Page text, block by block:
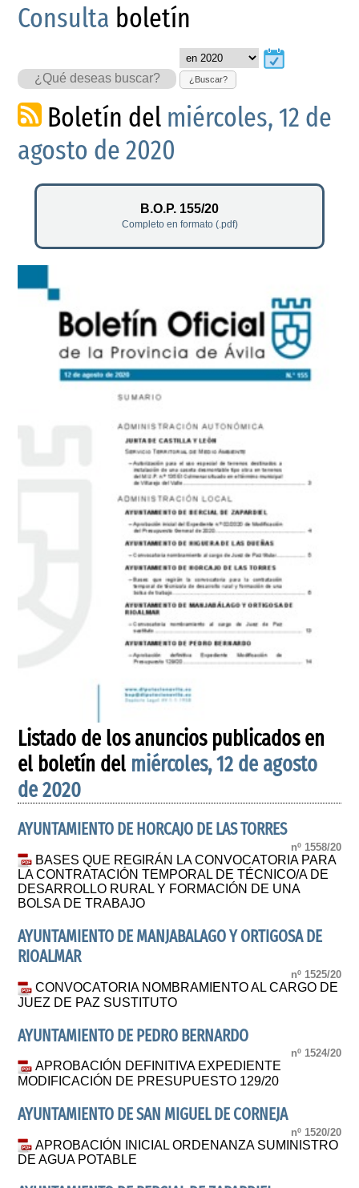
Consulta boletín
¿Buscar?
Boletín del miércoles, 12 de
agosto de 2020
B.O.P. 155/20
Completo en formato (.pdf)
Listado de los anuncios publicados en
el boletín del miércoles, 12 de agosto
de 2020
AYUNTAMIENTO DE HORCAJO DE LAS TORRES
nº 1558/20
BASES QUE REGIRÁN LA CONVOCATORIA PARA
LA CONTRATACIÓN TEMPORAL DE TÉCNICO/A DE
DESARROLLO RURAL Y FORMACIÓN DE UNA
BOLSA DE TRABAJO
AYUNTAMIENTO DE MANJABALAGO Y ORTIGOSA DE
RIOALMAR
nº 1525/20
CONVOCATORIA NOMBRAMIENTO AL CARGO DE
JUEZ DE PAZ SUSTITUTO
AYUNTAMIENTO DE PEDRO BERNARDO
nº 1524/20
APROBACIÓN DEFINITIVA EXPEDIENTE
MODIFICACIÓN DE PRESUPUESTO 129/20
AYUNTAMIENTO DE SAN MIGUEL DE CORNEJA
nº 1520/20
APROBACIÓN INICIAL ORDENANZA SUMINISTRO
DE AGUA POTABLE